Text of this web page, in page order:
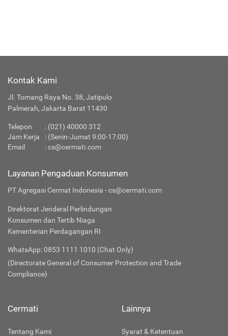
Kontak Kami
Jl. Tomang Raya No. 38, Jatipulo
Palmerah, Jakarta Barat 11430
Telepon
: (021) 40000 312
Jam Kerja
: (Senin-Jumat 9:00-17:00)
Email
:cs@cermati.com
Layanan Pengaduan Konsumen
PT Agregasi Cermat Indonesia - cs@cermati.com
Direktorat Jenderal Perlindungan
Konsumen dan Tertib Niaga
Kementerian Perdagangan RI
WhatsApp: 0853 1111 1010 (Chat Only)
(Directorate General of Consumer Protection and Trade
Compliance)
Cermati
Tentang Kami
Lainnya
Syarat & Ketentuan